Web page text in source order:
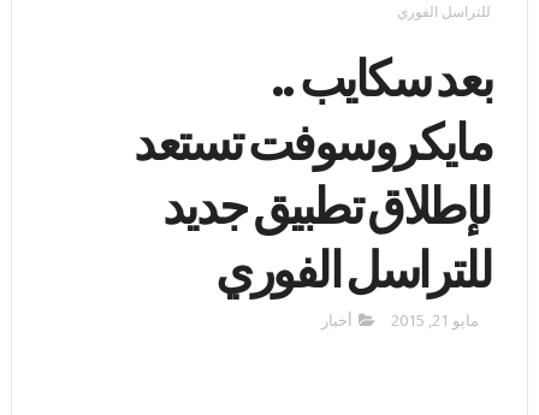
للتراسل الفوري
بعد سكايب ..
مايكروسوفت تستعد
لإطلاق تطبيق جديد
للتراسل الفوري
مايو 21, 2015 أخبار